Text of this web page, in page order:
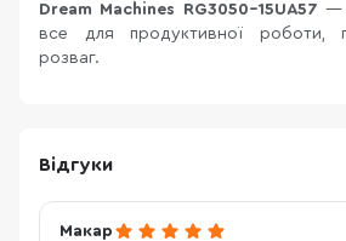
Dream Machines RG3050-15UA57 —
все для продуктивної роботи,
розваг.
Відгуки
Макар